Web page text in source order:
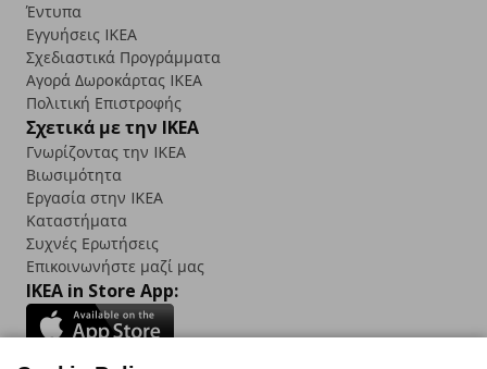
Έντυπα
Εγγυήσεις IKEA
Σχεδιαστικά Προγράμματα
Αγορά Δωρoκάρτας IKEA
Πολιτική Επιστροφής
Σχετικά με την IKEA
Γνωρίζοντας την IKEA
Βιωσιμότητα
Εργασία στην IKEA
Καταστήματα
Συχνές Ερωτήσεις
Επικοινωνήστε μαζί μας
IKEA in Store App: